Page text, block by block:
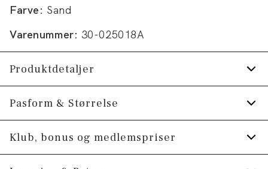
Farve: Sand
Varenummer: 30-025018A
Produktdetaljer
Bukserne har gylp med lynlås.
Der er to lommer på siden.
Bagpå er der to paspolerede lommer med
knapper.
Pasform & Størrelse
Fit:Slim fit
Klub, bonus og medlemspriser